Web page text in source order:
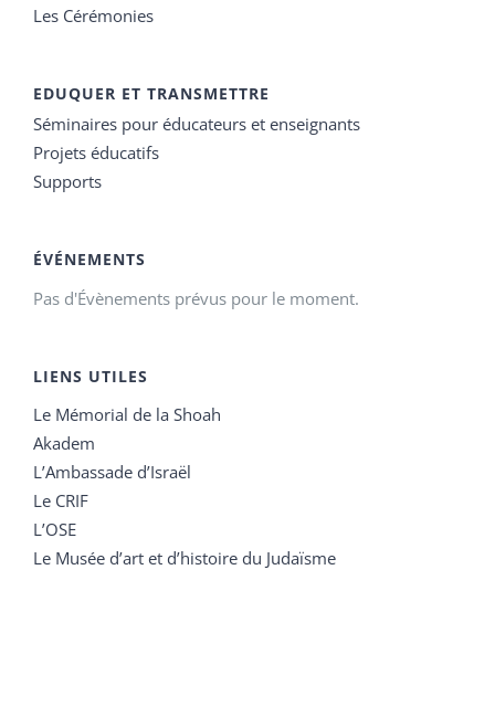
Les Cérémonies
EDUQUER ET TRANSMETTRE
Séminaires pour éducateurs et enseignants
Projets éducatifs
Supports
ÉVÉNEMENTS
Pas d'Évènements prévus pour le moment.
LIENS UTILES
Le Mémorial de la Shoah
Akadem
L’Ambassade d’Israël
Le CRIF
L’OSE
Le Musée d’art et d’histoire du Judaïsme